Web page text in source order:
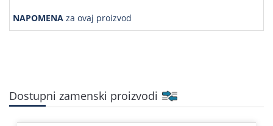
NAPOMENA za ovaj proizvod
Dostupni zamenski proizvodi